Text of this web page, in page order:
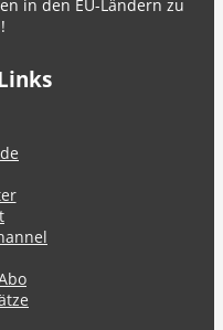
in den EU-Ländern zu